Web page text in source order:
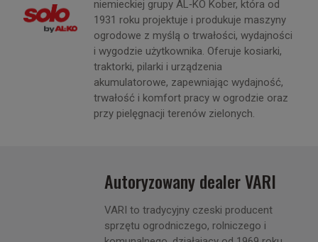
niemieckiej grupy AL‑KO Kober, która od
1931 roku projektuje i produkuje maszyny
ogrodowe z myślą o trwałości, wydajności
i wygodzie użytkownika. Oferuje kosiarki,
traktorki, pilarki i urządzenia
akumulatorowe, zapewniając wydajność,
trwałość i komfort pracy w ogrodzie oraz
przy pielęgnacji terenów zielonych.
Autoryzowany dealer VARI
VARI to tradycyjny czeski producent
sprzętu ogrodniczego, rolniczego i